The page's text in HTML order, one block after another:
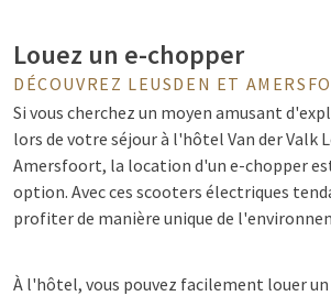
Louez un e-chopper
DÉCOUVREZ LEUSDEN ET
Si vous cherchez un moyen amusant
lors de votre séjour à l'hôtel Van der Valk
Amersfoort, la location d'un e-chopper
option. Avec ces scooters électriques
profiter de manière unique de
À l'hôtel, vous pouvez facilement louer